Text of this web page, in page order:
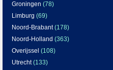
Groningen (78)
Limburg (69)
Noord-Brabant(178)
Noord-Holland (363)
Overijssel (108)
Utrecht(133)